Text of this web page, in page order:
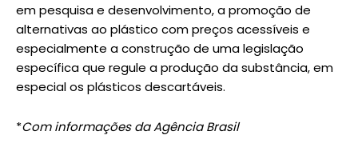
em pesquisa e desenvolvimento, a promoção de
alternativas ao plástico com preços acessíveis e
especialmente a construção de uma legislação
específica que regule a produção da substância, em
especial os plásticos descartáveis.
*Com informações da Agência Brasil